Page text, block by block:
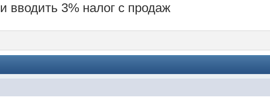
вводить 3% налог с продаж